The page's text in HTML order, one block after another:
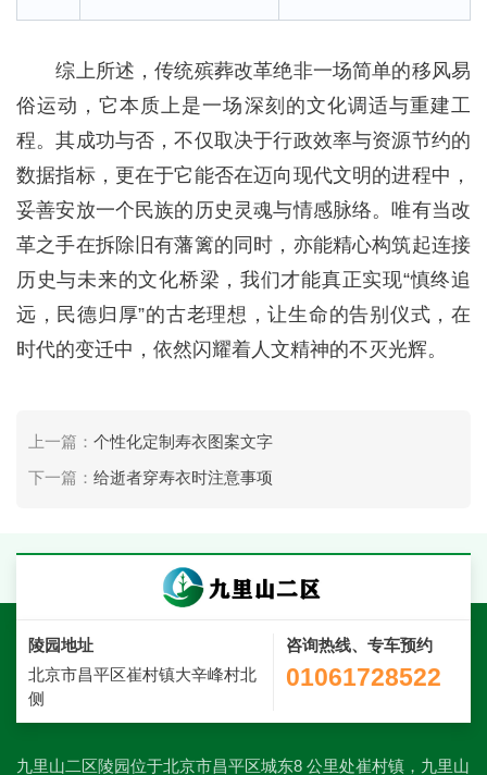
综上所述，传统殡葬改革绝非一场简单的移风易
俗运动，它本质上是一场深刻的文化调适与重建工
程。其成功与否，不仅取决于行政效率与资源节约的
数据指标，更在于它能否在迈向现代文明的进程中，
妥善安放一个民族的历史灵魂与情感脉络。唯有当改
革之手在拆除旧有藩篱的同时，亦能精心构筑起连接
历史与未来的文化桥梁，我们才能真正实现“慎终追
远，民德归厚”的古老理想，让生命的告别仪式，在
时代的变迁中，依然闪耀着人文精神的不灭光辉。
上一篇：个性化定制寿衣图案文字
下一篇：给逝者穿寿衣时注意事项
陵园地址
北京市昌平区崔村镇大辛峰村北
侧
咨询热线、专车预约
01061728522
九里山二区陵园位于北京市昌平区城东8 公里处崔村镇，九里山